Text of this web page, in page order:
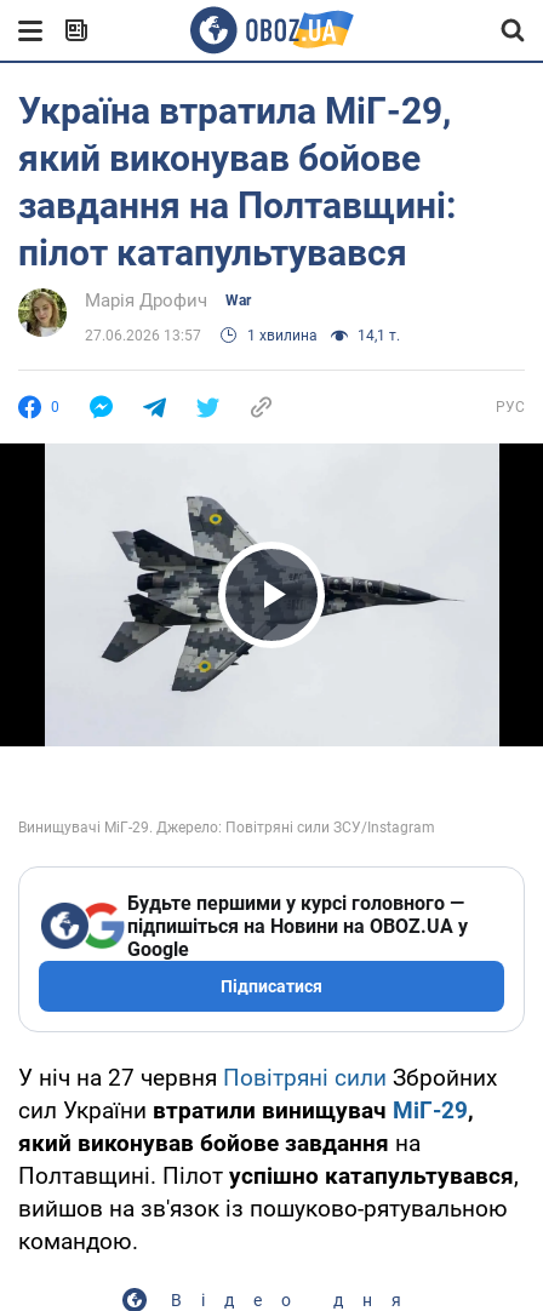
Україна втратила МіГ-29,
який виконував бойове
завдання на Полтавщині:
пілот катапультувався
Марія Дрофич War
27.06.2026 13:57 1 хвилина 14,1 т.
0 РУС
Play Video
Будьте першими у курсі головного —
підпишіться на Новини на OBOZ.UA у
Google
Підписатися
У ніч на 27 червня Повітряні сили Збройних
сил України втратили винищувач МіГ-29,
який виконував бойове завдання на
Полтавщині. Пілот успішно катапультувався,
вийшов на зв'язок із пошуково-рятувальною
командою.
Відео дня